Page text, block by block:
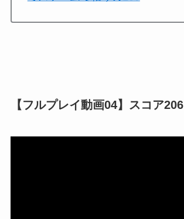
【フルプレイ動画04】スコア206